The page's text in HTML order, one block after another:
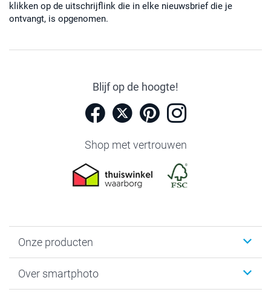
klikken op de uitschrijflink die in elke nieuwsbrief die je
ontvangt, is opgenomen.
Blijf op de hoogte!
Shop met vertrouwen
Onze producten
Fotoboeken
Over smartphoto